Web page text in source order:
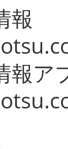
報
報ア